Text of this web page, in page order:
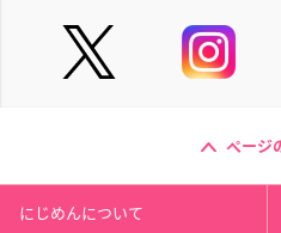
ページ
にじめんについて